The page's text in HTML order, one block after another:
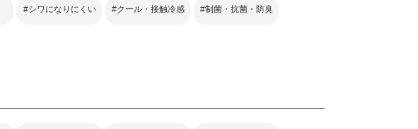
#シワになりにくい #クール・接触冷感 #制菌・抗菌・防臭